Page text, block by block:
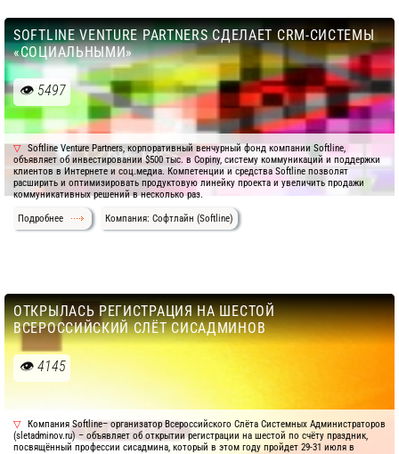
SOFTLINE VENTURE PARTNERS СДЕЛАЕТ CRM-СИСТЕМЫ
«СОЦИАЛЬНЫМИ»
5497
Softline Venture Partners, корпоративный венчурный фонд компании Softline,
объявляет об инвестировании $500 тыс. в Copiny, систему коммуникаций и поддержки
клиентов в Интернете и соц.медиа. Компетенции и средства Softline позволят
расширить и оптимизировать продуктовую линейку проекта и увеличить продажи
коммуникативных решений в несколько раз.
Подробнее Компания: Софтлайн (Softline)
ОТКРЫЛАСЬ РЕГИСТРАЦИЯ НА ШЕСТОЙ
ВСЕРОССИЙСКИЙ СЛЁТ СИСАДМИНОВ
4145
Компания Softline– организатор Всероссийского Слёта Системных Администраторов
(sletadminov.ru) – объявляет об открытии регистрации на шестой по счёту праздник,
посвящённый профессии сисадмина, который в этом году пройдет 29-31 июля в